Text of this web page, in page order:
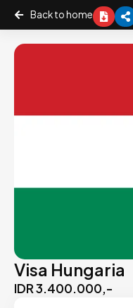
Back to home
Visa Hungaria
IDR 3.400.000,-